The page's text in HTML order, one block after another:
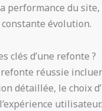
performance du
évolution.
clés d’une refonte ?
refonte réussie
détaillée, le choix